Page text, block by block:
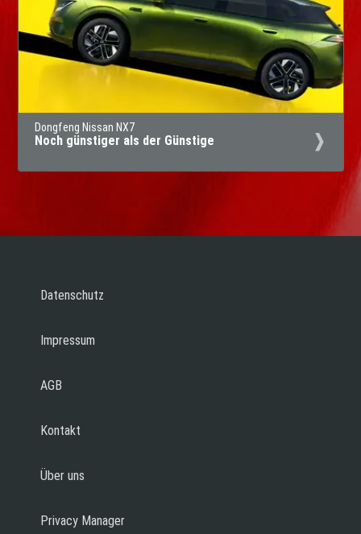
Dongfeng Nissan NX7
Noch günstiger als der Günstige
Datenschutz
Impressum
AGB
Kontakt
Über uns
Privacy Manager